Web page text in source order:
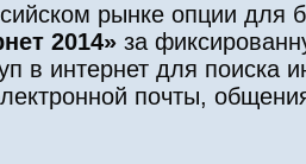
рынке опции для
2014» за
в интернет для поиска
почты,